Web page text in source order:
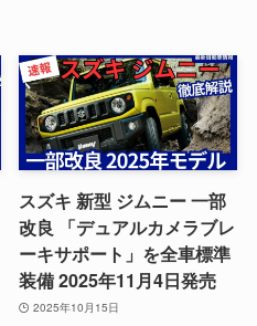
スズキ 新型 ジムニー 一部
改良 「デュアルカメラブレ
ーキサポート」を全車標準
装備 2025年11月4日発売
2025年10月15日